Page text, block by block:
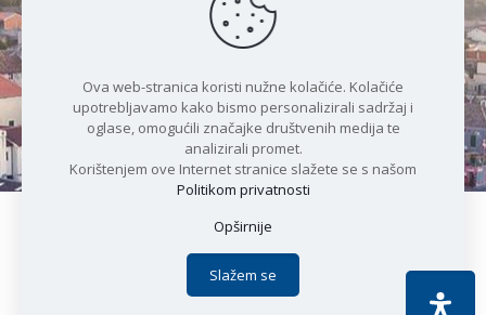
Čudesan spoj kristalnog mora i
prirode
Copyright © 2021 Općina Karlobag | Sva prava pridržana |
Politika privatnosti
Apoc IT
Ova web-stranica koristi nužne kolačiće. Kolačiće
upotrebljavamo kako bismo personalizirali sadržaj i
oglase, omogućili značajke društvenih medija te
analizirali promet.
Korištenjem ove Internet stranice slažete se s našom
Politikom privatnosti
Opširnije
Slažem se